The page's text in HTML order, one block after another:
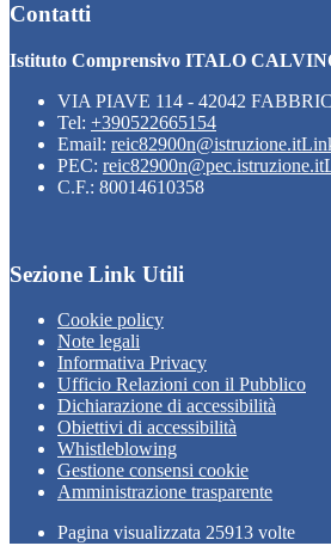
Contatti
Istituto Comprensivo ITALO
VIA PIAVE 114 - 42042
Tel: +390522665154
Email: reic82900n@istruzione.it
PEC: reic82900n@pec.istruzione.it
C.F.: 80014610358
Sezione Link Utili
Cookie policy
Note legali
Informativa Privacy
Ufficio Relazioni con il Pubblico
Dichiarazione di accessibilità
Obiettivi di accessibilità
Whistleblowing
Gestione consensi cookie
Amministrazione trasparente
Pagina visualizzata 25913 volte